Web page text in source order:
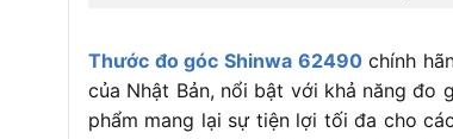
Thước đo góc Shinwa 62490chính
của Nhật Bản, nổi bật với khả năng đo
phẩm mang lại sự tiện lợi tối đa cho